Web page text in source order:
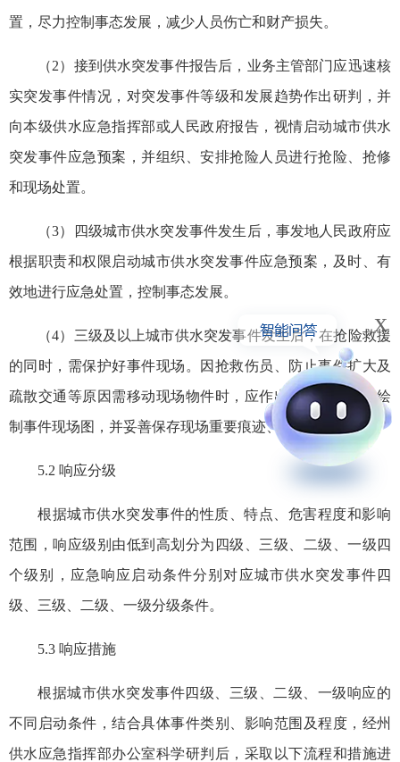
置，尽力控制事态发展，减少人员伤亡和财产损失。
（2）接到供水突发事件报告后，业务主管部门应迅速核
实突发事件情况，对突发事件等级和发展趋势作出研判，并
向本级供水应急指挥部或人民政府报告，视情启动城市供水
突发事件应急预案，并组织、安排抢险人员进行抢险、抢修
和现场处置。
（3）四级城市供水突发事件发生后，事发地人民政府应
根据职责和权限启动城市供水突发事件应急预案，及时、有
效地进行应急处置，控制事态发展。
（4）三级及以上城市供水突发事件发生后，在抢险救援
的同时，需保护好事件现场。因抢救伤员、防止事件扩大及
疏散交通等原因需移动现场物件时，应作出标记、记录和绘
制事件现场图，并妥善保存现场重要痕迹、物证等。
5.2 响应分级
根据城市供水突发事件的性质、特点、危害程度和影响
范围，响应级别由低到高划分为四级、三级、二级、一级四
个级别，应急响应启动条件分别对应城市供水突发事件四
级、三级、二级、一级分级条件。
5.3 响应措施
根据城市供水突发事件四级、三级、二级、一级响应的
不同启动条件，结合具体事件类别、影响范围及程度，经州
供水应急指挥部办公室科学研判后，采取以下流程和措施进
x